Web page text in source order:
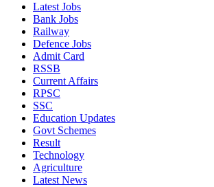
Latest Jobs
Bank Jobs
Railway
Defence Jobs
Admit Card
RSSB
Current Affairs
RPSC
SSC
Education Updates
Govt Schemes
Result
Technology
Agriculture
Latest News